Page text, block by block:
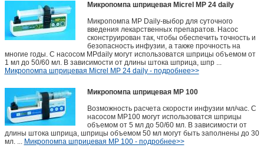
Микропомпа шприцевая Micrel MP 24 daily
Микропомпа MP Daily-выбор для суточного
введения лекарственных препаратов. Насос
сконструирован так, чтобы обеспечить точность и
безопасность инфузии, а также прочность на
многие годы. С насосом MPdaily могут использоватся шприцы объемом от
1 мл до 50/60 мл. В зависимости от длины штока шприца, шпр ...
Микропомпа шприцевая Micrel MP 24 daily - подробнее>>
Микропомпа шприцевая MP 100
Возможность расчета скорости инфузии мл/час. С
насосом MP100 могут использоватся шприцы
объемом от 5 мл до 50/60 мл. В зависимости от
длины штока шприца, шприцы объемом 50 мл могут быть заполнены до 30
мл. ... Микропомпа шприцевая MP 100 - подробнее>>